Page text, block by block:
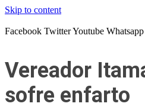
Skip to content
Facebook TwitterYoutube Whatsapp
Vereador
sofre enfarto